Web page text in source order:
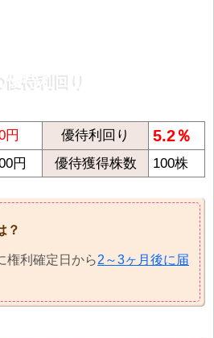
待利回り
円 優待利回り 5.2％
円 優待獲得株数 100株
？
権利確定日から2～3ヶ月後に届